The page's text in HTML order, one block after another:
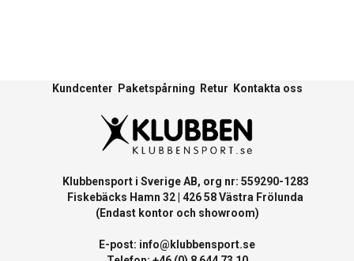
Kundcenter Paketspårning Retur Kontakta oss
Klubbensport i Sverige AB, org nr: 559290-1283
Fiskebäcks Hamn 32 | 426 58 Västra Frölunda
(Endast kontor och showroom)
E-post: info@klubbensport.se